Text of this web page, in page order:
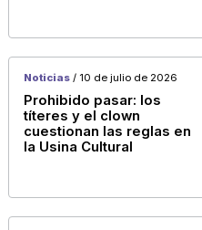
Noticias / 10 de julio de 2026
Prohibido pasar: los
títeres y el clown
cuestionan las reglas en
la Usina Cultural